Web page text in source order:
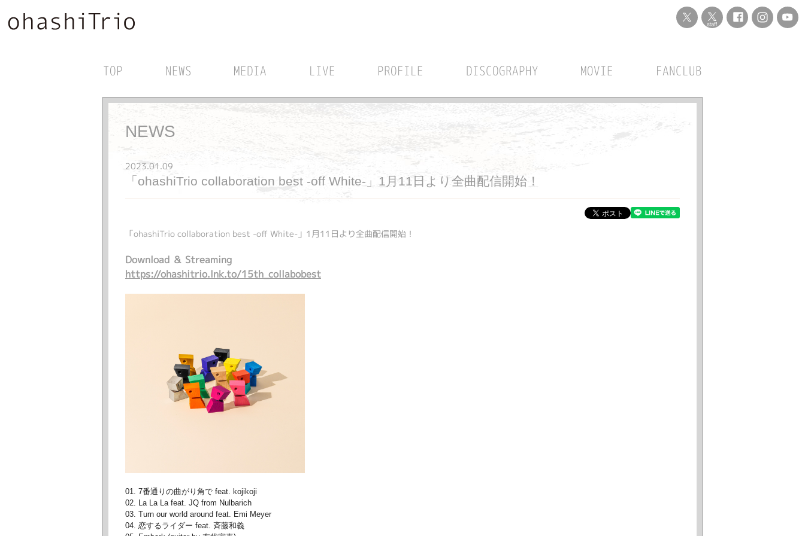
TOP NEWS MEDIA LIVE PROFILE DISCOGRAPHY MOVIE FANCLUB
NEWS
2023.01.09
「ohashiTrio collaboration best -off White-」1月11日より全曲配信開始！
「ohashiTrio collaboration best -off White-」1月11日より全曲配信開始！
Download ＆ Streaming
https://ohashitrio.lnk.to/15th_collabobest
01. 7番通りの曲がり角で feat. kojikoji
02. La La La feat. JQ from Nulbarich
03. Turn our world around feat. Emi Meyer
04. 恋するライダー feat. 斉藤和義